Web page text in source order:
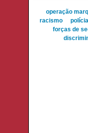
operação
racismo
polícia
forças de